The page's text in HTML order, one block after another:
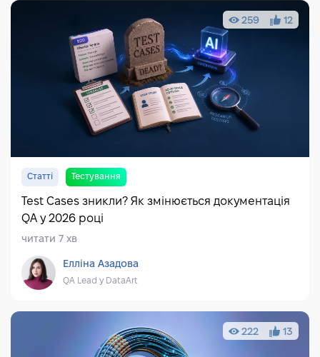
259 12
Статті Тестування
Test Cases зникли? Як змінюється документація
QA у 2026 році
читати 7 хв
Елліна Азадова
QA Lead у DataArt
222 13